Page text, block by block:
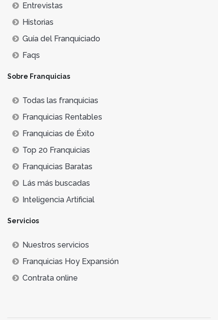
Entrevistas
Historias
Guía del Franquiciado
Faqs
Sobre Franquicias
Todas las franquicias
Franquicias Rentables
Franquicias de Éxito
Top 20 Franquicias
Franquicias Baratas
Lás más buscadas
Inteligencia Artificial
Servicios
Nuestros servicios
Franquicias Hoy Expansión
Contrata online